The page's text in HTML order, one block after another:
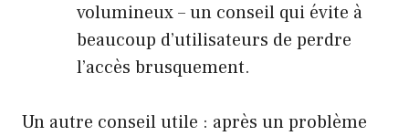
volumineux – un conseil qui évite à
beaucoup d’utilisateurs de perdre
l’accès brusquement.
Un autre conseil utile : après un problème